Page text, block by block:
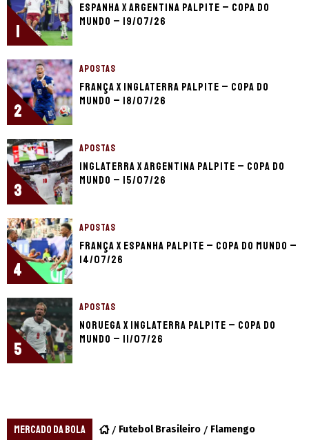
1
Espanha x Argentina palpite – Copa do
Mundo – 19/07/26
2
APOSTAS
França x Inglaterra palpite – Copa do
Mundo – 18/07/26
3
APOSTAS
Inglaterra x Argentina palpite – Copa do
Mundo – 15/07/26
4
APOSTAS
França x Espanha palpite – Copa do Mundo –
14/07/26
5
APOSTAS
Noruega x Inglaterra palpite – Copa do
Mundo – 11/07/26
MERCADO DA BOLA Futebol Brasileiro Flamengo